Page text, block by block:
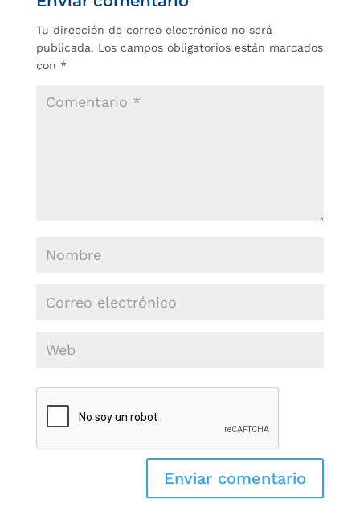
Tu dirección de correo electrónico no será
publicada. Los campos obligatorios están marcados
con *